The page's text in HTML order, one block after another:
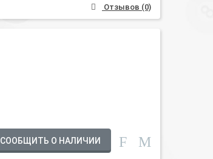
Отзывов (0)
СООБЩИТЬ О НАЛИЧИИ